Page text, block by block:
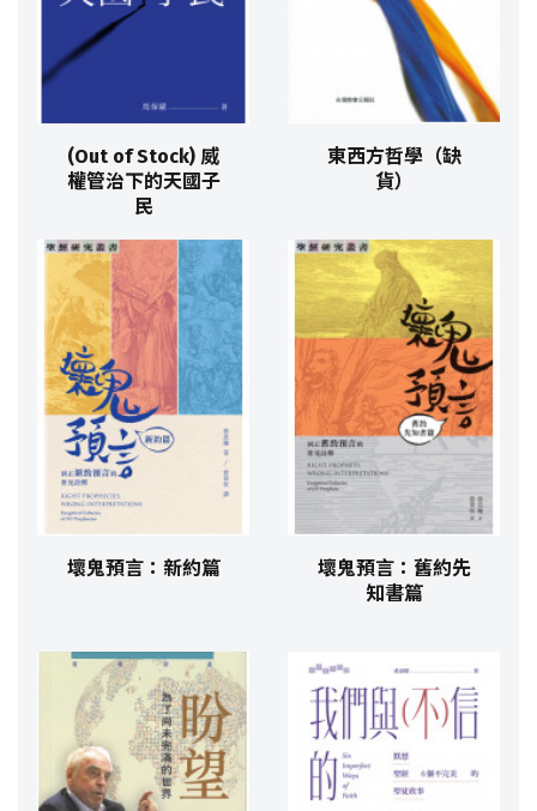
(Out of Stock) 威
權管治下的天國子
民
東西方哲學（缺
貨）
壞鬼預言：新約篇
壞鬼預言：舊約先
知書篇